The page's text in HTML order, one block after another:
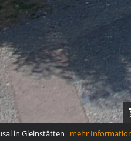
in Gleinstättenmehr Informationen